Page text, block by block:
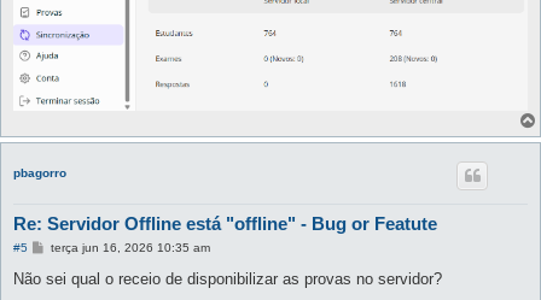
pbagorro
Re: Servidor Offline está "offline" - Bug or Featute
#5
M
n
terça jun 16, 2026 10:35 am
Não sei qual o receio de disponibilizar as provas no servidor?